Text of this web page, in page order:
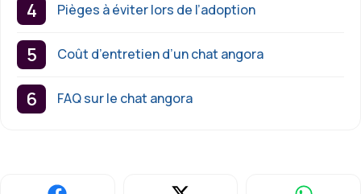
Pièges à éviter lors de l’adoption
Coût d’entretien d’un chat angora
FAQ sur le chat angora